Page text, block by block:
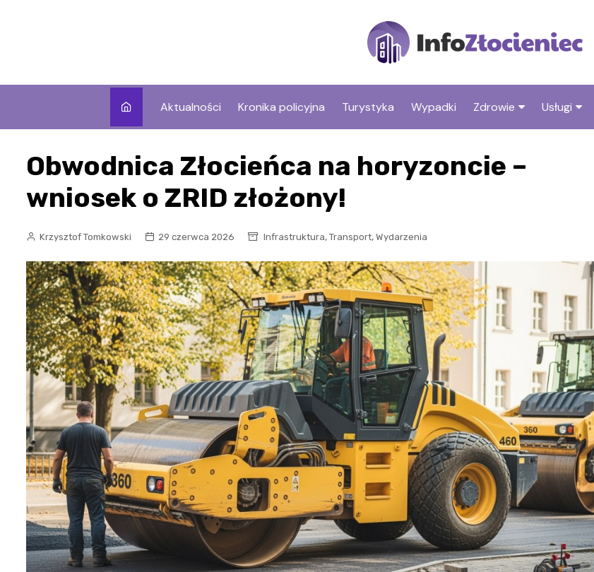
Aktualności Kronika policyjna Turystyka Wypadki Zdrowie Usługi
Obwodnica Złocieńca na horyzoncie –
wniosek o ZRID złożony!
Krzysztof Tomkowski 29 czerwca 2026 Infrastruktura, Transport, Wydarzenia